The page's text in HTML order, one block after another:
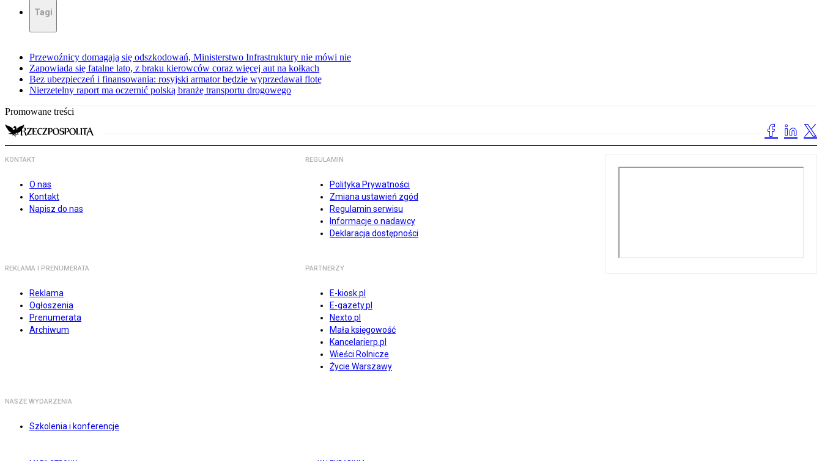
Tagi
Przewoźnicy domagają się odszkodowań, Ministerstwo Infrastruktury nie mówi nie
Zapowiada się fatalne lato, z braku kierowców coraz więcej aut na kołkach
Bez ubezpieczeń i finansowania: rosyjski armator będzie wyprzedawał flotę
Nierzetelny raport ma oczernić polską branżę transportu drogowego
Promowane treści
KONTAKT
O nas
Kontakt
Napisz do nas
REGULAMIN
Polityka Prywatności
Zmiana ustawień zgód
Regulamin serwisu
Informacje o nadawcy
Deklaracja dostępności
REKLAMA I PRENUMERATA
Reklama
Ogłoszenia
Prenumerata
Archiwum
PARTNERZY
E-kiosk.pl
E-gazety.pl
Nexto.pl
Mała księgowość
Kancelarierp.pl
Wieści Rolnicze
Życie Warszawy
NASZE WYDARZENIA
Szkolenia i konferencje